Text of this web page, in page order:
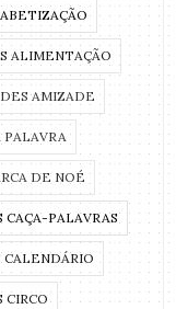
ALIMENTAÇÃO
AMIZADE
DE NOÉ
PALAVRAS
CIRCO